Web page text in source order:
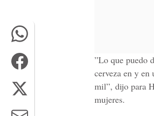
”Lo que puedo
cerveza en y
mil”, dijo para
mujeres.